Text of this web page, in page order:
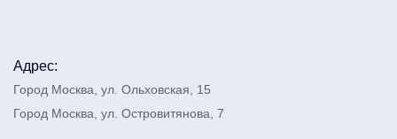
Адрес:
Город Москва, ул. Ольховская, 15
Город Москва, ул. Островитянова, 7